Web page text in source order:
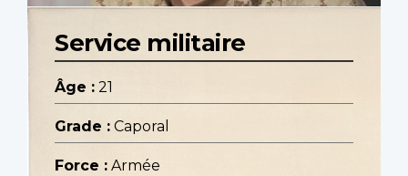
Service militaire
Âge : 21
Grade : Caporal
Force : Armée